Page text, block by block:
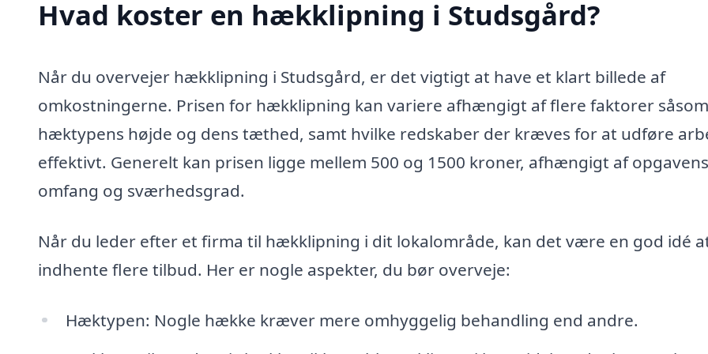
Hvad koster en hækklipning i Studsgård?
Når du overvejer hækklipning i Studsgård, er det vigtigt at have et klart billede af
omkostningerne. Prisen for hækklipning kan variere afhængigt af flere faktorer såsom
hæktypens højde og dens tæthed, samt hvilke redskaber der kræves for at udføre
effektivt. Generelt kan prisen ligge mellem 500 og 1500 kroner, afhængigt af opgavens
omfang og sværhedsgrad.
Når du leder efter et firma til hækklipning i dit lokalområde, kan det være en god idé
indhente flere tilbud. Her er nogle aspekter, du bør overveje:
Hæktypen: Nogle hække kræver mere omhyggelig behandling end andre.